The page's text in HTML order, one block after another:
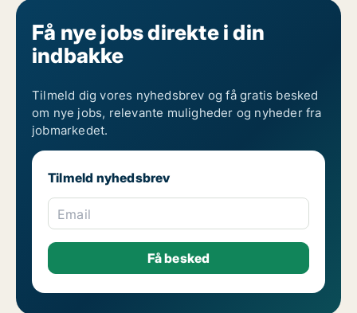
Jobs som serviceassistent
Jobs som skadeservice
Jobs som skorstensfejer
Jobs som stuepige
Jobs som vinduespudser
Se andre jobs som rengøringsassistent
Se andre jobs på Midt-og Vestsjælland
Få nye jobs direkte i din
indbakke
Tilmeld dig vores nyhedsbrev og få gratis besked
om nye jobs, relevante muligheder og nyheder fra
jobmarkedet.
Tilmeld nyhedsbrev
Email